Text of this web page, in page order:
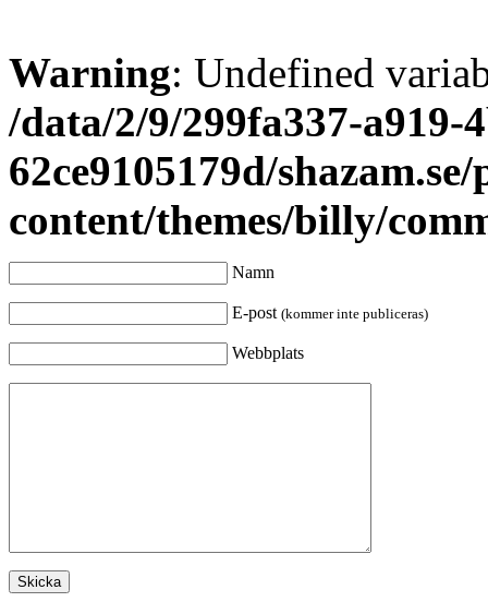
Warning: Undefined
/data/2/9/299fa337-a919-
62ce9105179d/
content/themes/billy/
Namn
E-post (kommer inte publiceras)
Webbplats